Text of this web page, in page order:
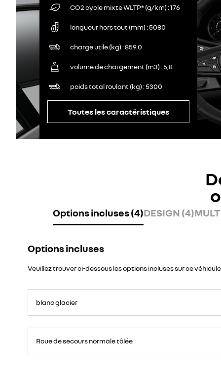
CO2 cycle mixte WLTP* (g/km) 176
longueur hors tout (mm) 5080
charge utile (kg) 859.0
volume de chargement (m3) 5,8
poids total roulant (kg) 5300
Toutes les caractéristiques
Options incluses (4)DESIGN (4)
Options incluses
Veuillez trouver ci-dessous les options incluses sur ce véhicule
blanc glacier
secours
Roue de secours normale tôlée